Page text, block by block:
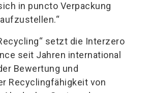
in puncto Verpackung
setzt die Interzero
seit Jahren international
Bewertung und
Recyclingfähigkeit von